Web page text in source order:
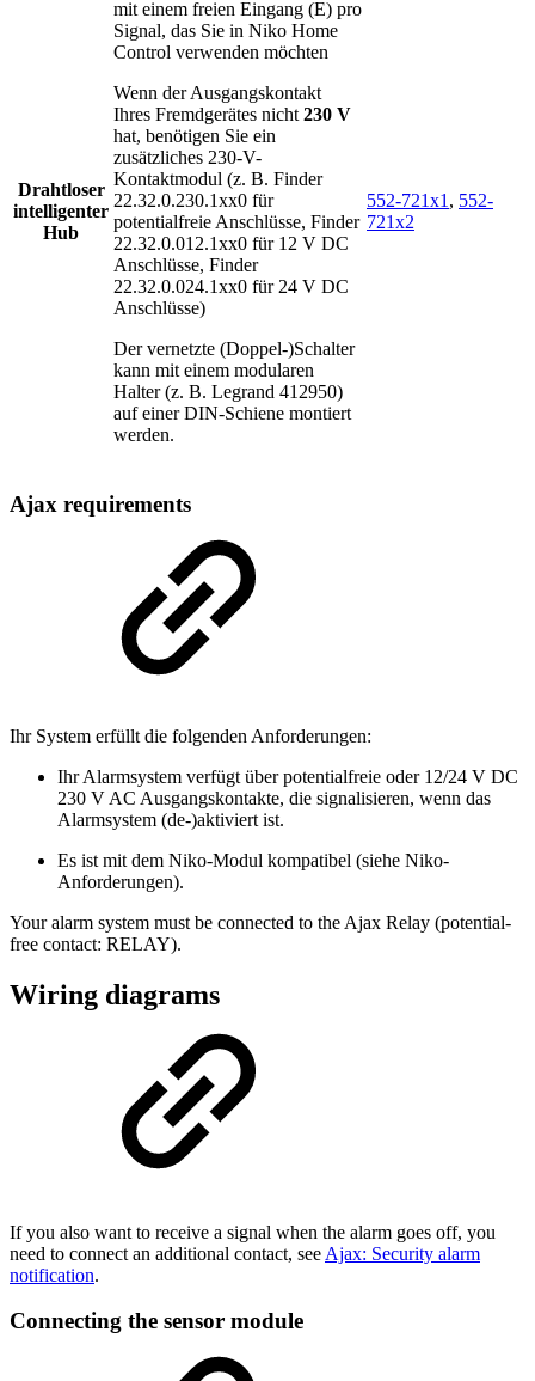
Drahtloser
intelligenter
Hub
mit einem freien Eingang (E) pro
Signal, das Sie in Niko Home
Control verwenden möchten
Wenn der Ausgangskontakt
Ihres Fremdgerätes nicht 230 V
hat, benötigen Sie ein
zusätzliches 230-V-
Kontaktmodul (z. B. Finder
22.32.0.230.1xx0 für
potentialfreie Anschlüsse, Finder
22.32.0.012.1xx0 für 12 V DC
Anschlüsse, Finder
22.32.0.024.1xx0 für 24 V DC
Anschlüsse)
Der vernetzte (Doppel-)Schalter
kann mit einem modularen
Halter (z. B. Legrand 412950)
auf einer DIN-Schiene montiert
werden.
552-721x1 , 552-
721x2
Ajax requirements
Ihr System erfüllt die folgenden Anforderungen:
Ihr Alarmsystem verfügt über potentialfreie oder 12/24 V DC
230 V AC Ausgangskontakte, die signalisieren, wenn das
Alarmsystem (de-)aktiviert ist.
Es ist mit dem Niko-Modul kompatibel (siehe Niko-
Anforderungen).
Your alarm system must be connected to the Ajax Relay (potential-
free contact: RELAY).
Wiring diagrams
If you also want to receive a signal when the alarm goes off, you
need to connect an additional contact, see Ajax: Security alarm
notification.
Connecting the sensor module